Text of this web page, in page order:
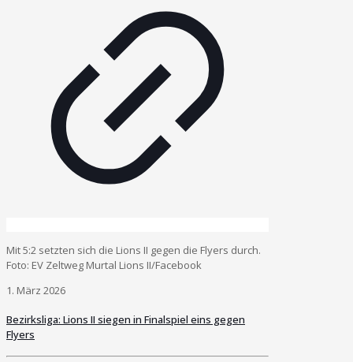
Mit 5:2 setzten sich die Lions II gegen die Flyers durch.
Foto: EV Zeltweg Murtal Lions II/Facebook
1. März 2026
Bezirksliga: Lions II siegen in Finalspiel eins gegen
Flyers